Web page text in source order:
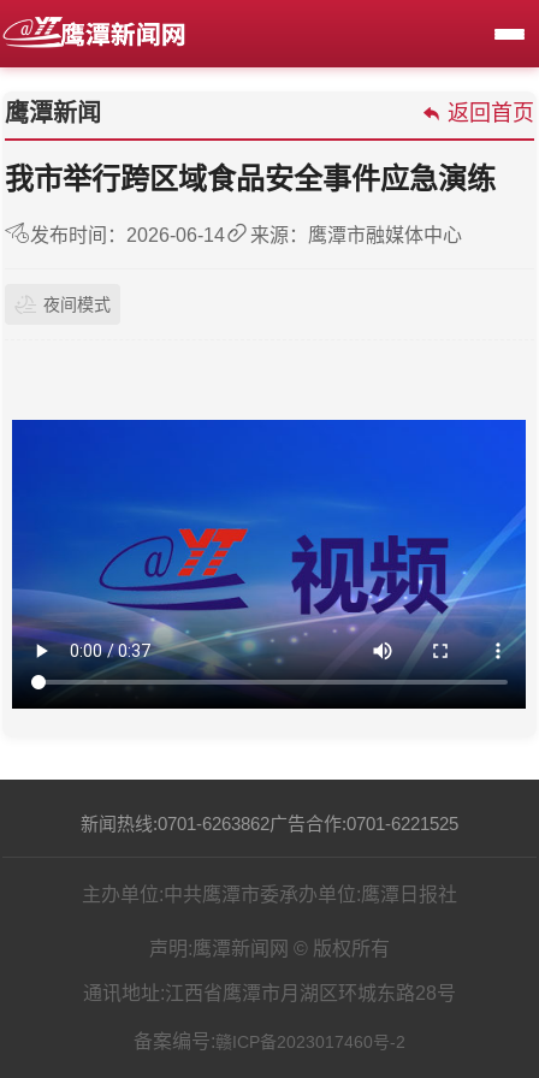
鹰潭新闻 返回首页
我市举行跨区域食品安全事件应急演练
发布时间：2026-06-14 来源：鹰潭市融媒体中心
夜间模式
新闻热线:0701-6263862广告合作:0701-6221525
主办单位:中共鹰潭市委承办单位:鹰潭日报社
声明:鹰潭新闻网 © 版权所有
通讯地址:江西省鹰潭市月湖区环城东路28号
备案编号:赣ICP备2023017460号-2